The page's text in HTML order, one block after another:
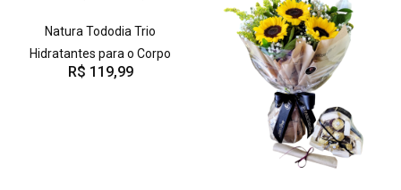
Natura Tododia Trio
Hidratantes para o Corpo
R$ 119,99